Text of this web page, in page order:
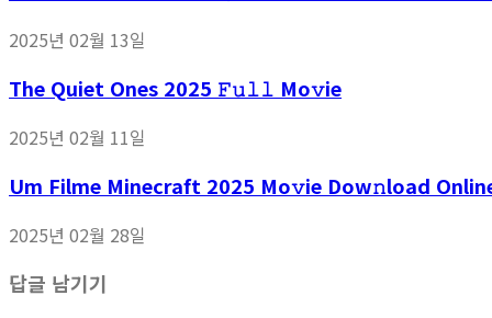
2025년 02월 13일
The Quiet Ones 2025 𝙵𝚞𝚕𝚕 Mo𝚟ie
2025년 02월 11일
Um Filme Minecraft 2025 Mo𝚟ie Dow𝚗load
2025년 02월 28일
답글 남기기